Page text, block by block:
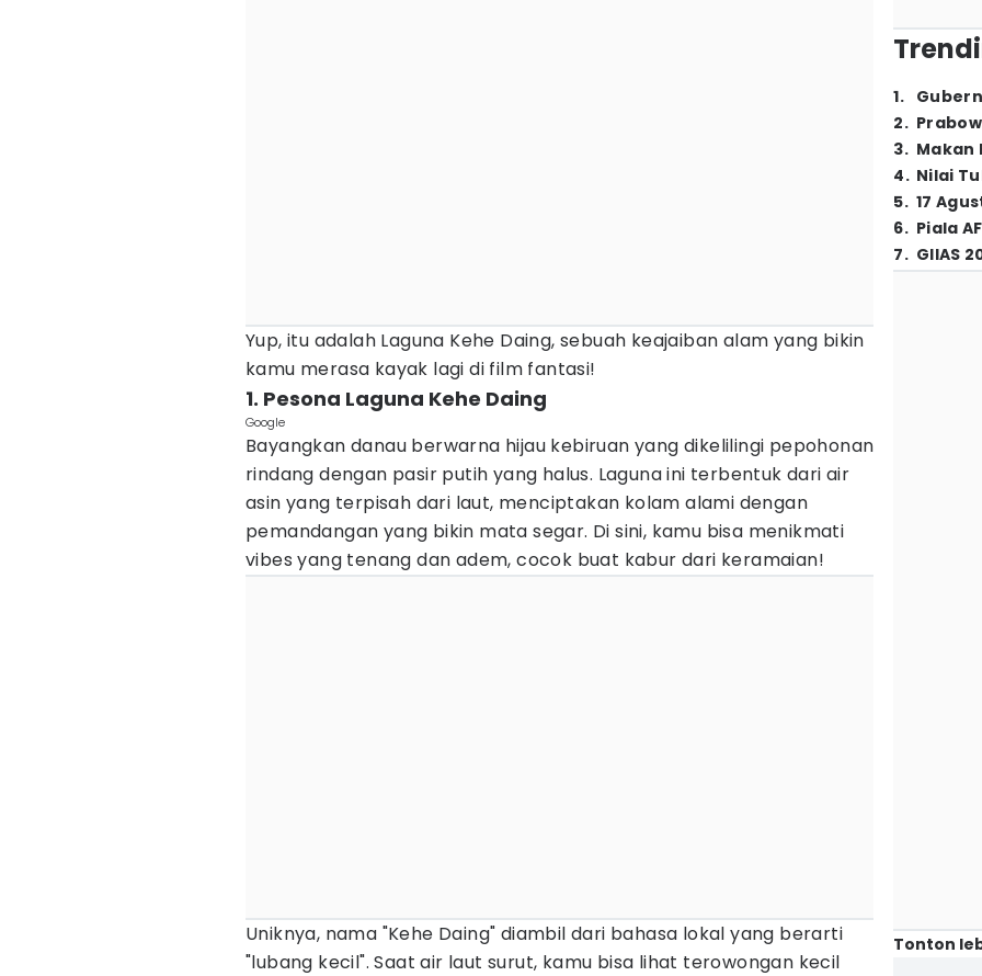
Yup, itu adalah Laguna Kehe Daing, sebuah keajaiban alam yang bikin
kamu merasa kayak lagi di film fantasi!
1. Pesona Laguna Kehe Daing
Google
Bayangkan danau berwarna hijau kebiruan yang dikelilingi pepohonan
rindang dengan pasir putih yang halus. Laguna ini terbentuk dari air
asin yang terpisah dari laut, menciptakan kolam alami dengan
pemandangan yang bikin mata segar. Di sini, kamu bisa menikmati
vibes yang tenang dan adem, cocok buat kabur dari keramaian!
Uniknya, nama "Kehe Daing" diambil dari bahasa lokal yang berarti
"lubang kecil". Saat air laut surut, kamu bisa lihat terowongan kecil
1.
2.
3. Makan
4. Nilai
5. 17
6. Piala
7. GIIAS
Tonton